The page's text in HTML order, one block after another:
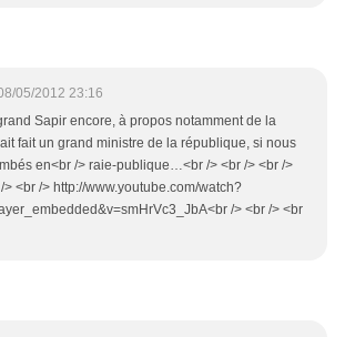
05/2012 23:16
Sapir encore, à propos notamment de la
fait un grand ministre de la république, si nous
en<br /> raie-publique…<br /> <br /> <br />
> <br /> http://www.youtube.com/watch?
/> <br /> <br